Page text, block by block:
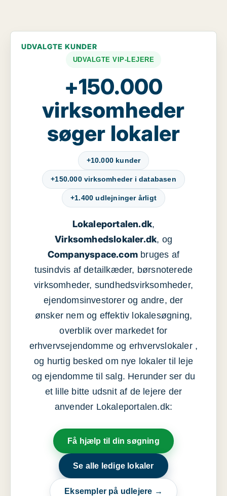
UDVALGTE KUNDER
UDVALGTE VIP-LEJERE
+150.000
virksomheder
søger lokaler
+10.000 kunder
+150.000 virksomheder i databasen
+1.400 udlejninger årligt
Lokaleportalen.dk,
Virksomhedslokaler.dk, og
Companyspace.com bruges af
tusindvis af detailkæder, børsnoterede
virksomheder, sundhedsvirksomheder,
ejendomsinvestorer og andre, der
ønsker nem og effektiv lokalesøgning,
overblik over markedet for
erhvervsejendomme og erhvervslokaler ,
og hurtig besked om nye lokaler til leje
og ejendomme til salg. Herunder ser du
et lille bitte udsnit af de lejere der
anvender Lokaleportalen.dk:
Få hjælp til din søgning
Se alle ledige lokaler
Eksempler på udlejere →